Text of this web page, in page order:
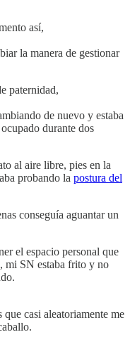
así,
la manera de gestionar
paternidad,
de nuevo y estaba
durante dos
al aire libre, pies en la
probando la postura del
conseguía aguantar un
el espacio personal que
mi SN estaba frito y no
casi aleatoriamente me